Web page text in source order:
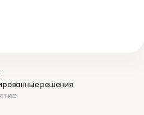
решения